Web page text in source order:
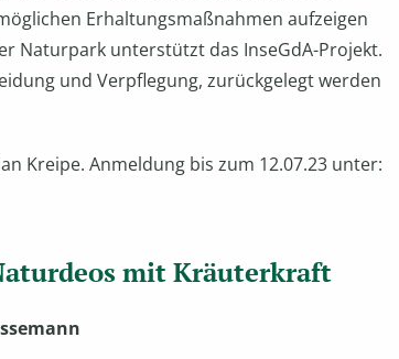
Erhaltungsmaßnahmen aufzeigen
Naturpark unterstützt das InseGdA-Projekt.
und Verpflegung, zurückgelegt werden
Kreipe. Anmeldung bis zum 12.07.23 unter:
mit Kräuterkraft